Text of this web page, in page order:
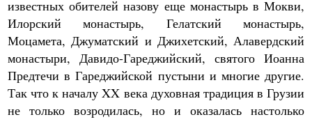
известных обителей назову еще монастырь в Мокви,
Илорский монастырь, Гелатский монастырь,
Моцамета, Джуматский и Джихетский, Алавердский
монастыри, Давидо-Гареджийский, святого Иоанна
Предтечи в Гареджийской пустыни и многие другие.
Так что к началу XX века духовная традиция в Грузии
не только возродилась, но и оказалась настолько